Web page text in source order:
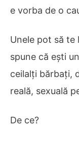
e vorba de o
Unele pot să
spune că ești
ceilalți bărbați,
reală, sexuală
De ce?